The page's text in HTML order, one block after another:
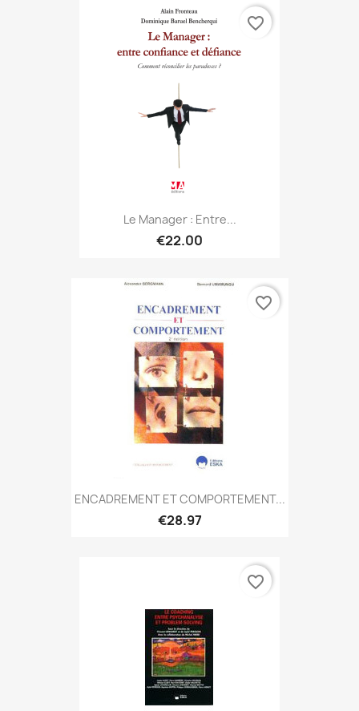
Le Manager : Entre...
€22.00
favorite_border
ENCADREMENT ET COMPORTEMENT...
€28.97
favorite_border
favorite_border